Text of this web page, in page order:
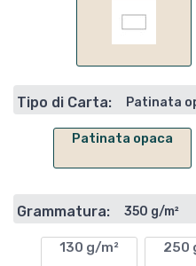
Tipo di Carta: Patinata
Patinata opaca
Grammatura: 350 g/m²
130 g/m² 250